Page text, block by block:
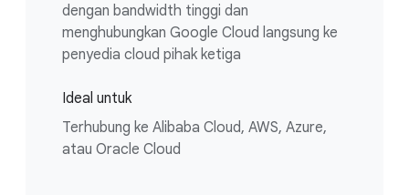
dengan bandwidth tinggi dan
menghubungkan Google Cloud langsung ke
penyedia cloud pihak ketiga
Ideal untuk
Terhubung ke Alibaba Cloud, AWS, Azure,
atau Oracle Cloud